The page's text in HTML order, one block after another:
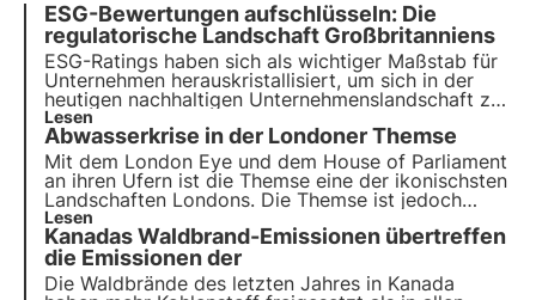
ESG-Bewertungen aufschlüsseln: Die
regulatorische Landschaft Großbritanniens
ESG-Ratings haben sich als wichtiger Maßstab für
Unternehmen herauskristallisiert, um sich in der
heutigen nachhaltigen Unternehmenslandschaft zu
behaupten. Während die EU umfassende
Rahmenwerke und Vorschriften geschaffen hat,
prüft das Vereinigte Königreich strategisch seinen
Weg nach dem Brexit.
Lesen
Abwasserkrise in der Londoner Themse
Mit dem London Eye und dem House of Parliament
an ihren Ufern ist die Themse eine der ikonischsten
Landschaften Londons. Die Themse ist jedoch
durch den Klimawandel und die
Umweltverschmutzung stark bedroht, was zu
ernsthaften Bedenken hinsichtlich der Artenvielfalt
in und entlang des Flusses führt.
Lesen
Kanadas Waldbrand-Emissionen übertreffen
die Emissionen der
Die Waldbrände des letzten Jahres in Kanada